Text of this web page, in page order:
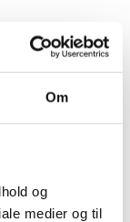
Om
og
medier og til
i
var vi ikke i
gjorde
af Sharlynnes
og struktur,